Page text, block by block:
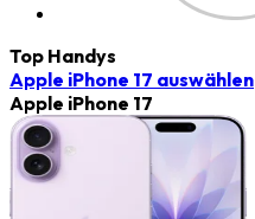
Top Handys
Apple iPhone 17 auswählen
Apple iPhone 17